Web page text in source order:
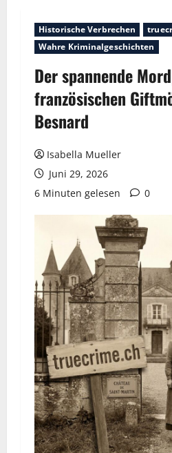
Historische Verbrechen
Wahre Kriminalgeschichten
Der spannende
französischen
Besnard
Isabella Mueller
Juni 29, 2026
6 Minuten gelesen
0